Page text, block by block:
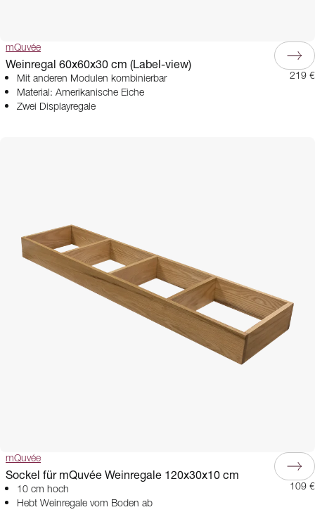
mQuvée
Weinregal 60x60x30 cm (Label-view)
Mit anderen Modulen kombinierbar
Material: Amerikanische Eiche
Zwei Displayregale
219 €
mQuvée
Sockel für mQuvée Weinregale 120x30x10 cm
10 cm hoch
Hebt Weinregale vom Boden ab
109 €